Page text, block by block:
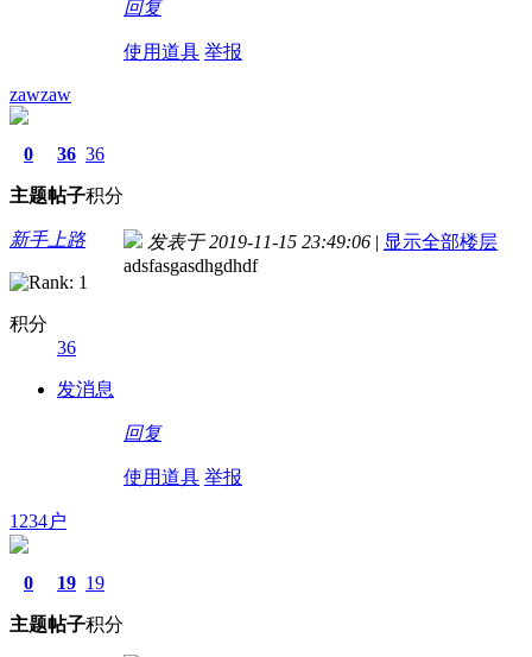
回复
使用道具 举报
zawzaw
0
主题
36
帖子
36
积分
新手上路
积分
36
发消息
发表于 2019-11-15 23:49:06 | 显示全部楼层
adsfasgasdhgdhdf
回复
使用道具 举报
1234户
0
主题
19
帖子
19
积分